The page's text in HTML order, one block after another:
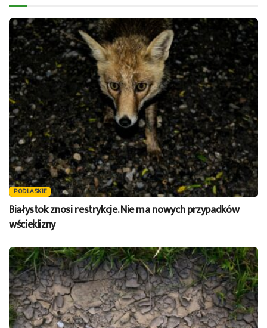
PODLASKIE
Białystok znosi restrykcje. Nie ma nowych przypadków
wścieklizny